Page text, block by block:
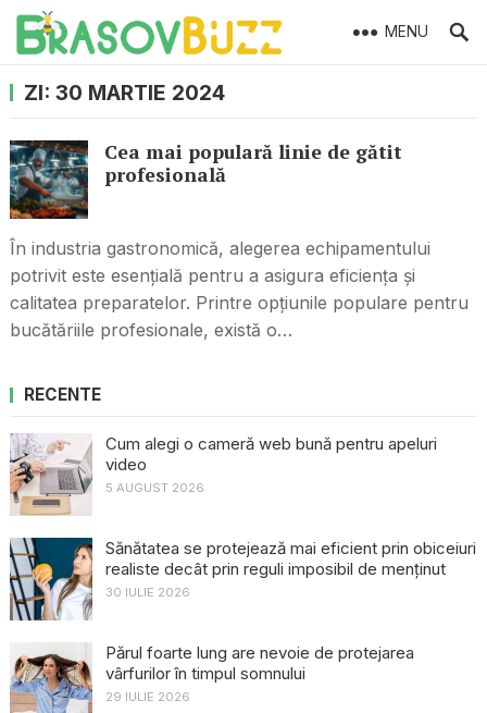
MENU
ZI: 30 MARTIE 2024
Cea mai populară linie de gătit
profesională
În industria gastronomică, alegerea echipamentului
potrivit este esențială pentru a asigura eficiența și
calitatea preparatelor. Printre opțiunile populare pentru
bucătăriile profesionale, există o…
RECENTE
Cum alegi o cameră web bună pentru apeluri
video
5 AUGUST 2026
Sănătatea se protejează mai eficient prin obiceiuri
realiste decât prin reguli imposibil de menținut
30 IULIE 2026
Părul foarte lung are nevoie de protejarea
vârfurilor în timpul somnului
29 IULIE 2026